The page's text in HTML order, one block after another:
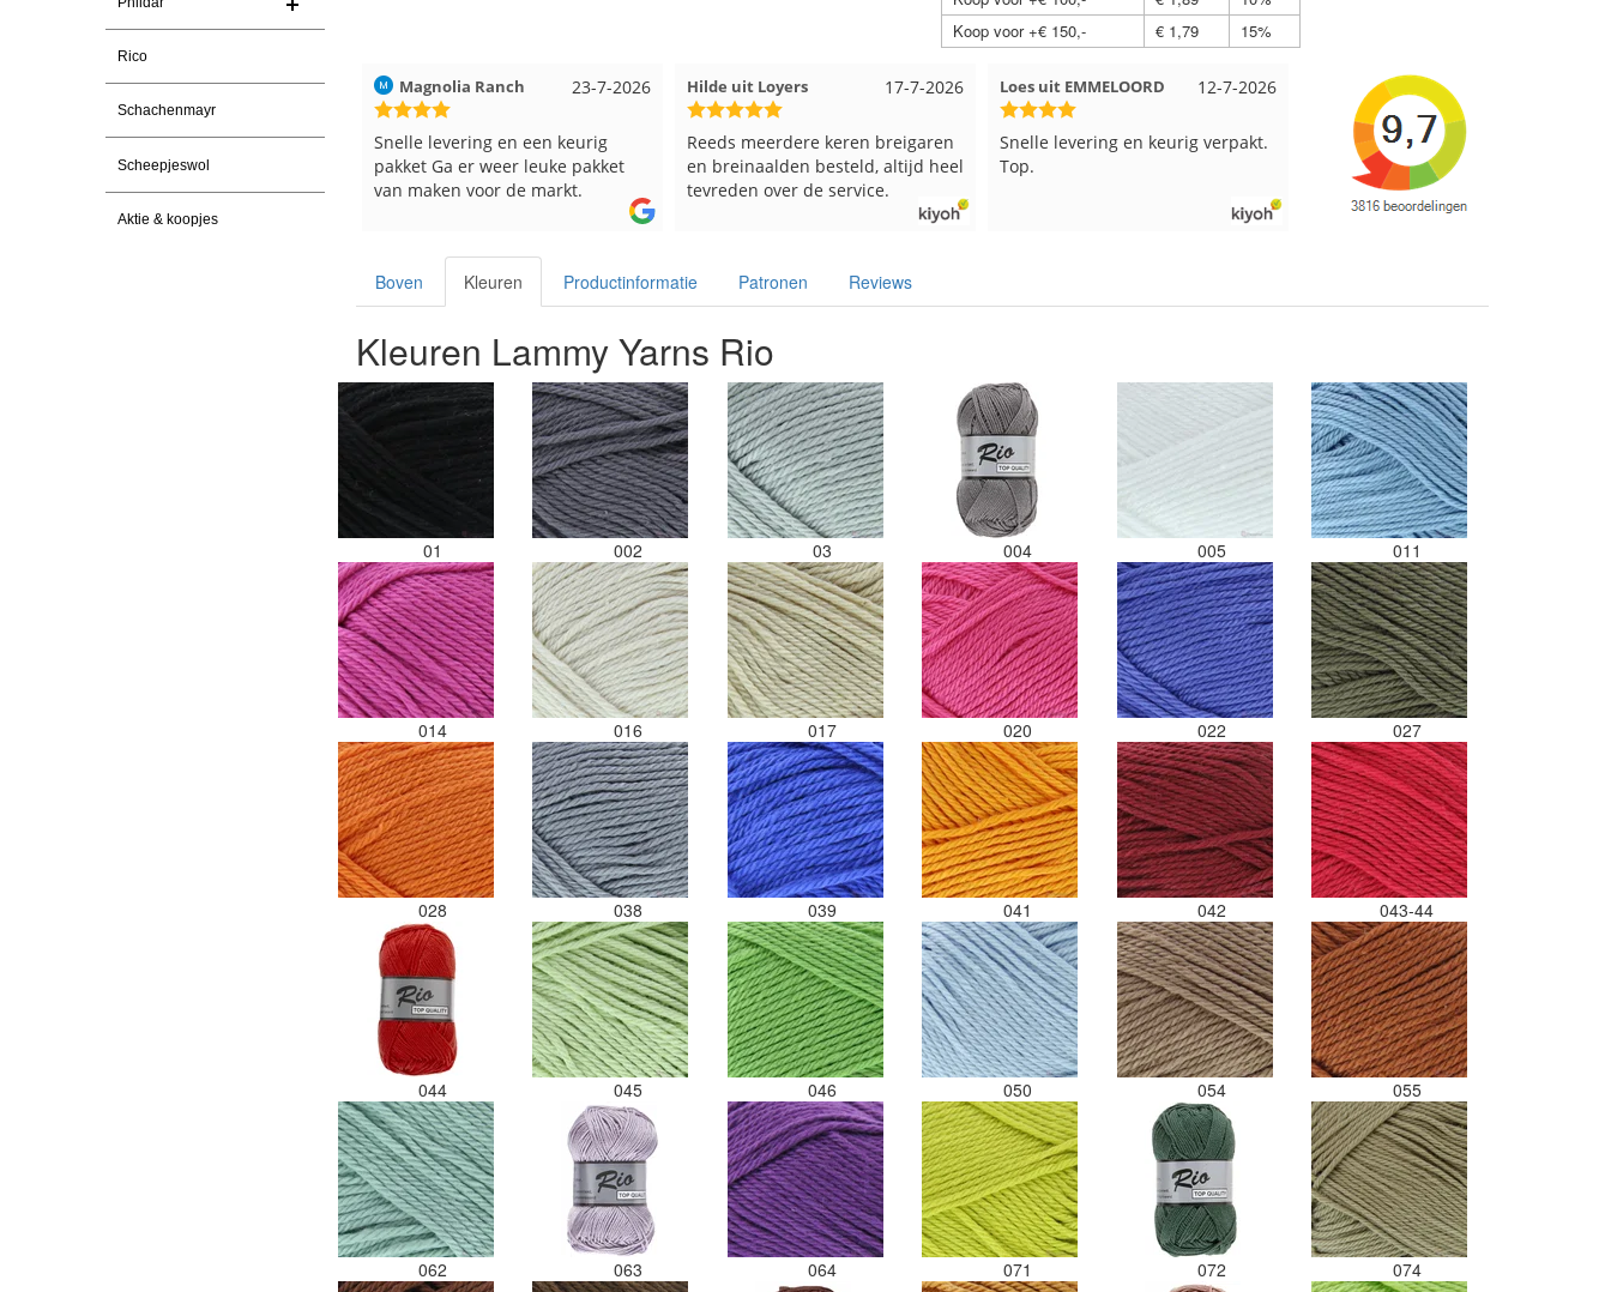
Rico
Schachenmayr
Scheepjeswol
Aktie & koopjes
Koop voor +€ 150,-
€ 1,79 15%
23-7-2026
Magnolia Ranch
Snelle levering en een keurig
pakket Ga er weer leuke pakket
van maken voor de markt.
17-7-2026
Hilde uit Loyers
Reeds meerdere keren breigaren
en breinaalden besteld, altijd heel
tevreden over de service.
12-7-2026
Loes uit EMMELOORD
Snelle levering en keurig verpakt.
Top.
12-7-2026
Nell uit Beuningen
Goed verpakt en snelgeleverd
Wendy uit Amsterdam
Ruime keus aan viltwol, mooie
kleuren en goede kwaliteit. Snel
verzonden. Enigste wat ik een
beetje jammer vind is dat alles los
los in een doos gestopt. Geen
uitzoeken welke kleurcode bij
welke bol hoort. Had ook 3x 50
gram zwart besteld maar door de
andere bollen zitten er nu
verschillende kleuren vezels in
het zwart. Dat vind ik erg jammer.
Als ik nu wil nabestellen moet ik
maar hopen dat ik de juiste
kleurcode bij de juiste bol heb
gedaan. Misschien een tip om de
kleuren apart in te pakken met
een sticker welke kleur het is?
Desondanks zou ik deze shop
zeker wel aanbevelen wat betreft
de viltwol. Goede prijs/kwaliteit
verhouding.
Boven Kleuren Productinformatie Patronen Reviews
Kleuren Lammy Yarns Rio
01 002 03 004 005 011
014 016 017 020 022 027
028 038 039 041 042 043-44
044 045 046 050 054 055
062 063 064 071 072 074